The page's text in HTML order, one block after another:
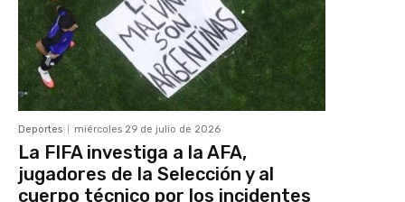
Deportes miércoles 29 de julio de 2026
La FIFA investiga a la AFA,
jugadores de la Selección y al
cuerpo técnico por los incidentes